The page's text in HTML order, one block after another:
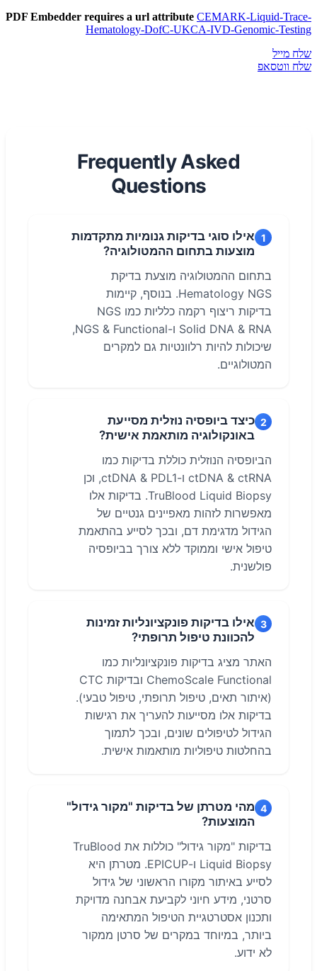
PDF Embedder requires a url attribute CEMARK-Liquid-Trace-
Hematology-DofC-UKCA-IVD-Genomic-Testing
שלח מייל
שלח ווטסאפ
Frequently Asked
Questions
1 אילו סוגי בדיקות גנומיות מתקדמות
מוצעות בתחום ההמטולוגיה?
בתחום ההמטולוגיה מוצעת בדיקת
Hematology NGS. בנוסף, קיימות
בדיקות ריצוף רקמה כלליות כמו NGS
Solid DNA & RNA ו-NGS & Functional,
שיכולות להיות רלוונטיות גם למקרים
המטולוגיים.
2 כיצד ביופסיה נוזלית מסייעת
באונקולוגיה מותאמת אישית?
הביופסיה הנוזלית כוללת בדיקות כמו
ctDNA & ctRNA ו-ctDNA & PDL1, וכן
TruBlood Liquid Biopsy. בדיקות אלו
מאפשרות לזהות מאפיינים גנטיים של
הגידול מדגימת דם, ובכך לסייע בהתאמת
טיפול אישי וממוקד ללא צורך בביופסיה
פולשנית.
3 אילו בדיקות פונקציונליות זמינות
להכוונת טיפול תרופתי?
האתר מציג בדיקות פונקציונליות כמו
ChemoScale Functional ובדיקות CTC
(איתור תאים, טיפול תרופתי, טיפול טבעי).
בדיקות אלו מסייעות להעריך את רגישות
הגידול לטיפולים שונים, ובכך לתמוך
בהחלטות טיפוליות מותאמות אישית.
4 מהי מטרתן של בדיקות "מקור גידול"
המוצעות?
בדיקות "מקור גידול" כוללות את TruBlood
Liquid Biopsy ו-EPICUP. מטרתן היא
לסייע באיתור מקורו הראשוני של גידול
סרטני, מידע חיוני לקביעת אבחנה מדויקת
ותכנון אסטרטגיית הטיפול המתאימה
ביותר, במיוחד במקרים של סרטן ממקור
לא ידוע.